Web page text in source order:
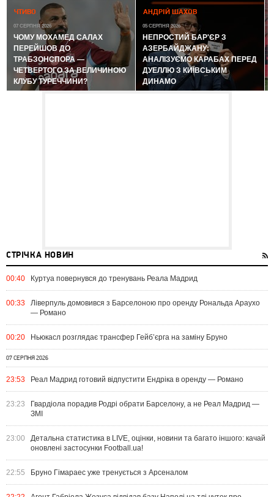
ЧТИВО
07 СЕРПНЯ 2026
ЧОМУ МОХАМЕД САЛАХ
ПЕРЕЙШОВ ДО
ТРАБЗОНСПОРА —
ЧЕТВЕРТОГО ЗА ВЕЛИЧИНОЮ
КЛУБУ ТУРЕЧЧИНИ?
АНДРІЙ ШАХОВ
05 СЕРПНЯ 2026
НЕПРОСТИЙ БАР'ЄР З
АЗЕРБАЙДЖАНУ:
АНАЛІЗУЄМО КАРАБАХ ПЕРЕД
ДУЕЛЛЮ З КИЇВСЬКИМ
ДИНАМО
СТРІЧКА НОВИН
00:40 Куртуа повернувся до тренувань Реала Мадрид
00:33
Ліверпуль домовився з Барселоною про оренду Рональда Араухо
— Романо
00:20 Ньюкасл розглядає трансфер Гейб’єрга на заміну Бруно
07 СЕРПНЯ 2026
23:53 Реал Мадрид готовий відпустити Ендріка в оренду — Романо
23:23
Гвардіола порадив Родрі обрати Барселону, а не Реал Мадрид —
ЗМІ
23:00
Детальна статистика в LIVE, оцінки, новини та багато іншого: качай
оновлені застосунки Football.ua!
22:55 Бруно Гімараес уже тренується з Арсеналом